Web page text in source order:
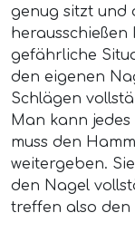
genug sitzt und
gefährliche
den eigenen
Schlägen
Man kann
muss den
weitergeben.
den Nagel
treffen also den